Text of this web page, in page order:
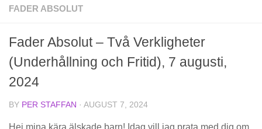
FADER ABSOLUT
Fader Absolut – Två Verkligheter
(Underhållning och Fritid), 7 augusti,
2024
BY PER STAFFAN · AUGUST 7, 2024